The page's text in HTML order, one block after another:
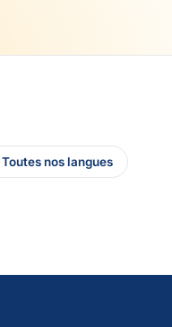
Toutes nos langues